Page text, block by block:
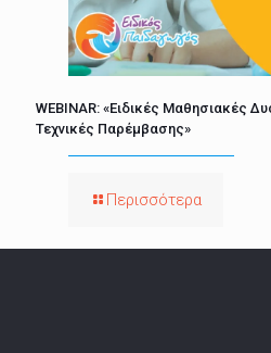
WEBINAR: «Ειδικές Μαθησιακές
Τεχνικές Παρέμβασης»
Περισσότερα